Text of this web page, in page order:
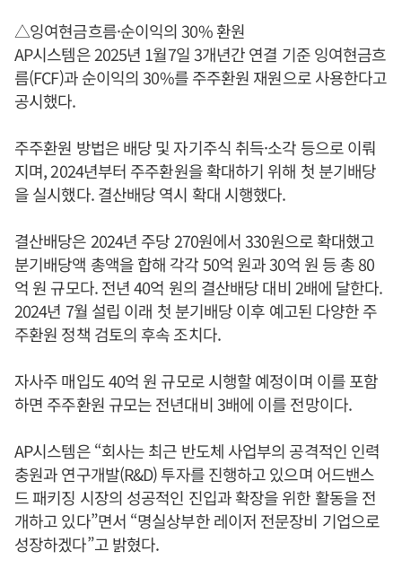
△잉여현금흐름·순이익의 30% 환원
AP시스템은 2025년 1월7일 3개년간 연결 기준 잉여현금흐
름(FCF)과 순이익의 30%를 주주환원 재원으로 사용한다고
공시했다.
주주환원 방법은 배당 및 자기주식 취득·소각 등으로 이뤄
지며, 2024년부터 주주환원을 확대하기 위해 첫 분기배당
을 실시했다. 결산배당 역시 확대 시행했다.
결산배당은 2024년 주당 270원에서 330원으로 확대했고
분기배당액 총액을 합해 각각 50억 원과 30억 원 등 총 80
억 원 규모다. 전년 40억 원의 결산배당 대비 2배에 달한다.
2024년 7월 설립 이래 첫 분기배당 이후 예고된 다양한 주
주환원 정책 검토의 후속 조치다.
자사주 매입도 40억 원 규모로 시행할 예정이며 이를 포함
하면 주주환원 규모는 전년대비 3배에 이를 전망이다.
AP시스템은 “회사는 최근 반도체 사업부의 공격적인 인력
충원과 연구개발(R&D) 투자를 진행하고 있으며 어드밴스
드 패키징 시장의 성공적인 진입과 확장을 위한 활동을 전
개하고 있다”면서 “명실상부한 레이저 전문장비 기업으로
성장하겠다”고 밝혔다.